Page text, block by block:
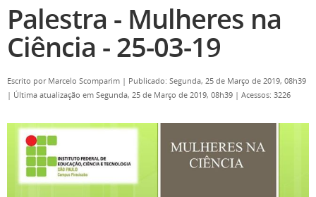
Palestra - Mulheres na
Ciência - 25-03-19
Escrito por Marcelo Scomparim | Publicado: Segunda, 25 de Março de 2019, 08h39
| Última atualização em Segunda, 25 de Março de 2019, 08h39 | Acessos: 3226